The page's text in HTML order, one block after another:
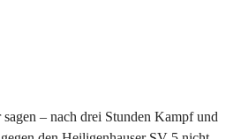
sagen – nach drei Stunden Kampf und